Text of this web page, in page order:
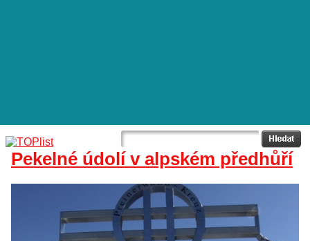
Pekelné údolí v alpském předhůří